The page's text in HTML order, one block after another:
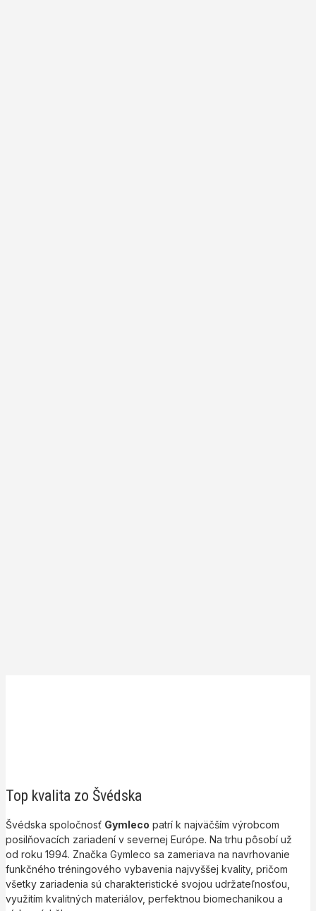
Top kvalita zo Švédska
Švédska spoločnosť Gymleco patrí k najväčším výrobcom
posilňovacích zariadení v severnej Európe. Na trhu pôsobí už
od roku 1994. Značka Gymleco sa zameriava na navrhovanie
funkčného tréningového vybavenia najvyššej kvality, pričom
všetky zariadenia sú charakteristické svojou udržateľnosťou,
využitím kvalitných materiálov, perfektnou biomechanikou a